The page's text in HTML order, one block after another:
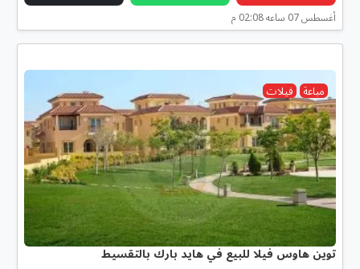
أغسطس 07 ساعه 02:08 م
مباعة فيلات
توين هاوس فيلا للبيع في هايد بارك بالتقسيط